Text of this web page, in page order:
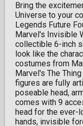
Bring the
Universe to your
Legends Future
Marvel's Invisible
collectible 6-inch
look like the
costumes from
Marvel's The
figures are fully
poseable head,
comes with 9
head for the ever-
hands, invisible